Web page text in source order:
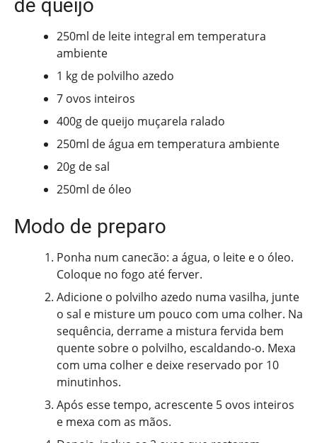
de queijo
250ml de leite integral em temperatura
ambiente
1 kg de polvilho azedo
7 ovos inteiros
400g de queijo muçarela ralado
250ml de água em temperatura ambiente
20g de sal
250ml de óleo
Modo de preparo
Ponha num canecão: a água, o leite e o óleo.
Coloque no fogo até ferver.
Adicione o polvilho azedo numa vasilha, junte
o sal e misture um pouco com uma colher. Na
sequência, derrame a mistura fervida bem
quente sobre o polvilho, escaldando-o. Mexa
com uma colher e deixe reservado por 10
minutinhos.
Após esse tempo, acrescente 5 ovos inteiros
e mexa com as mãos.